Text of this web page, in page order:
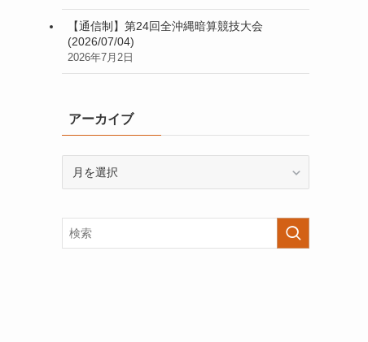
【通信制】第24回全沖縄暗算競技大会
(2026/07/04)
2026年7月2日
アーカイブ
イ
ブ